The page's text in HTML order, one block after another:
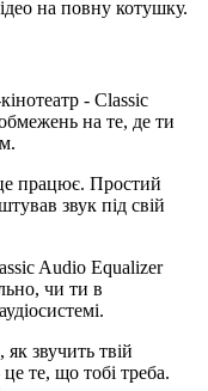
на повну котушку.
- Classic
на те, де ти
працює. Простий
звук під свій
Audio Equalizer
чи ти в
звучить твій
те, що тобі треба.